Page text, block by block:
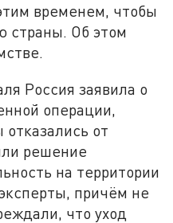
временем, чтобы
страны. Об этом
Россия заявила о
операции,
от
решение
на территории
причём не
что уход